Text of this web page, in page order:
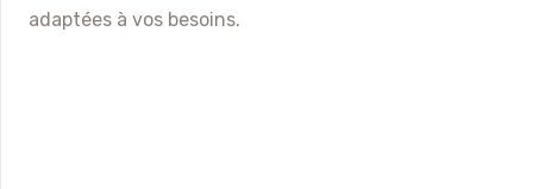
adaptées à vos besoins.